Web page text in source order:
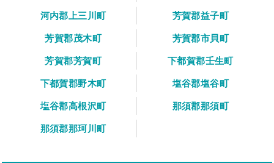
河内郡上三川町
芳賀郡益子町
芳賀郡茂木町
芳賀郡市貝町
芳賀郡芳賀町
下都賀郡壬生町
下都賀郡野木町
塩谷郡塩谷町
塩谷郡高根沢町
那須郡那須町
那須郡那珂川町